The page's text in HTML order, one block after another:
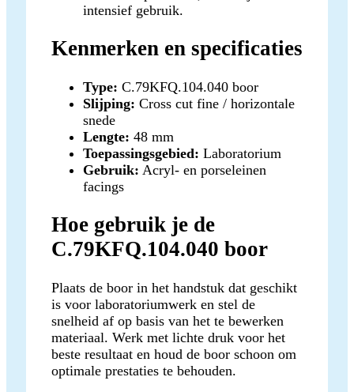
intensief gebruik.
Kenmerken en specificaties
Type: C.79KFQ.104.040 boor
Slijping: Cross cut fine / horizontale
snede
Lengte: 48 mm
Toepassingsgebied: Laboratorium
Gebruik: Acryl- en porseleinen
facings
Hoe gebruik je de
C.79KFQ.104.040 boor
Plaats de boor in het handstuk dat geschikt
is voor laboratoriumwerk en stel de
snelheid af op basis van het te bewerken
materiaal. Werk met lichte druk voor het
beste resultaat en houd de boor schoon om
optimale prestaties te behouden.